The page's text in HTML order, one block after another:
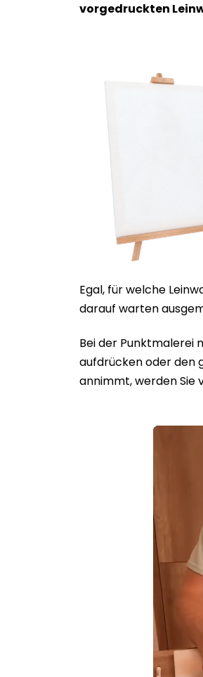
vorgedruckten
Egal, für welche
darauf warten
Bei der Punktmalerei
aufdrücken oder den
annimmt, werden Sie